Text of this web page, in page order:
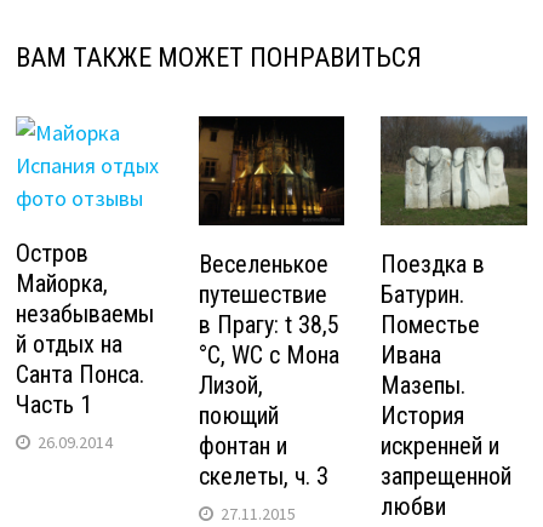
ВАМ ТАКЖЕ МОЖЕТ ПОНРАВИТЬСЯ
Остров
Майорка,
незабываемы
й отдых на
Санта Понса.
Часть 1
26.09.2014
Веселенькое
путешествие
в Прагу: t 38,5
°C, WC с Мона
Лизой,
поющий
фонтан и
скелеты, ч. 3
27.11.2015
Поездка в
Батурин.
Поместье
Ивана
Мазепы.
История
искренней и
запрещенной
любви